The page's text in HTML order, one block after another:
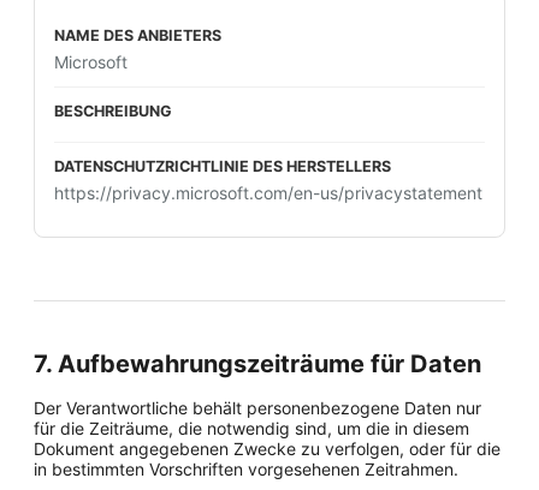
Microsoft
https://privacy.microsoft.com/en-us/privacystatement
7. Aufbewahrungszeiträume für Daten
Der Verantwortliche behält personenbezogene Daten nur
für die Zeiträume, die notwendig sind, um die in diesem
Dokument angegebenen Zwecke zu verfolgen, oder für die
in bestimmten Vorschriften vorgesehenen Zeitrahmen.